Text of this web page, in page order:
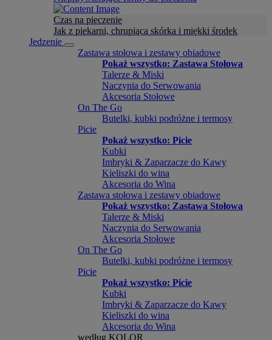
Czas na pieczenie
Jak z piekarni, chrupiąca skórka i miękki środek
Jedzenie
Zastawa stołowa i zestawy obiadowe
Pokaż wszystko: Zastawa Stołowa
Talerze & Miski
Naczynia do Serwowania
Akcesoria Stołowe
On The Go
Butelki, kubki podróżne i termosy
Picie
Pokaż wszystko: Picie
Kubki
Imbryki & Zaparzacze do Kawy
Kieliszki do wina
Akcesoria do Wina
Zastawa stołowa i zestawy obiadowe
Pokaż wszystko: Zastawa Stołowa
Talerze & Miski
Naczynia do Serwowania
Akcesoria Stołowe
On The Go
Butelki, kubki podróżne i termosy
Picie
Pokaż wszystko: Picie
Kubki
Imbryki & Zaparzacze do Kawy
Kieliszki do wina
Akcesoria do Wina
według KOLOR